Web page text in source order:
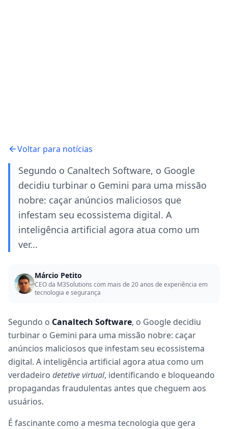
Voltar para notícias
Segundo o Canaltech Software, o Google
decidiu turbinar o Gemini para uma missão
nobre: caçar anúncios maliciosos que
infestam seu ecossistema digital. A
inteligência artificial agora atua como um
ver...
Márcio Petito
CEO da M3Solutions com mais de 20 anos de experiência em
tecnologia e segurança
Segundo o Canaltech Software, o Google decidiu
turbinar o Gemini para uma missão nobre: caçar
anúncios maliciosos que infestam seu ecossistema
digital. A inteligência artificial agora atua como um
verdadeiro detetive virtual, identificando e bloqueando
propagandas fraudulentas antes que cheguem aos
usuários.
É fascinante como a mesma tecnologia que gera